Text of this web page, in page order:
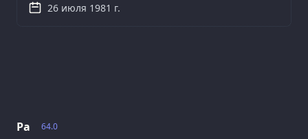
64.0
Ра
26 июля 1981 г.